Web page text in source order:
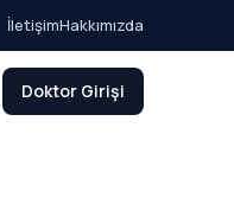
İletişimHakkımızda
Doktor Girişi